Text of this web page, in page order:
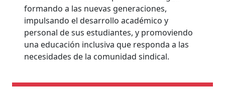
formando a las nuevas generaciones,
impulsando el desarrollo académico y
personal de sus estudiantes, y promoviendo
una educación inclusiva que responda a las
necesidades de la comunidad sindical.